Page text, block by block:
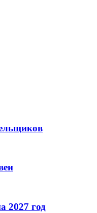
2027 год